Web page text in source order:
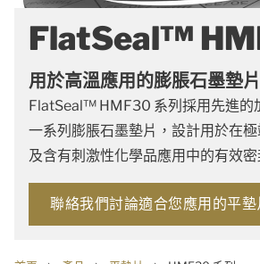
FlatSeal™
用於高溫應用的膨脹石墨墊片
FlatSeal™ HMF30 系列採用先進的
一系列膨脹石墨墊片，設計用於在
及含有刺激性化學品應用中的有效密
聯絡我們討論適合您應用的平墊